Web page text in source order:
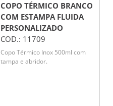
COPO TÉRMICO BRANCO
COM ESTAMPA FLUIDA
PERSONALIZADO
COD.: 11709
Copo Térmico Inox 500ml com
tampa e abridor.